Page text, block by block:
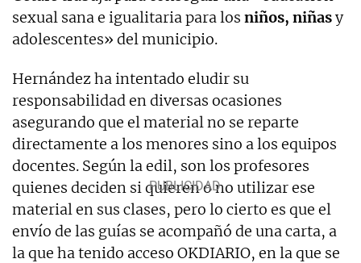
sexual sana e igualitaria para los niños, niñasy
adolescentes» del municipio.
Hernández ha intentado eludir su
responsabilidad en diversas ocasiones
asegurando que el material no se reparte
directamente a los menores sino a los equipos
docentes. Según la edil, son los profesores
quienes deciden si quieren o no utilizar ese
material en sus clases, pero lo cierto es que el
envío de las guías se acompañó de una carta, a
la que ha tenido acceso OKDIARIO, en la que se